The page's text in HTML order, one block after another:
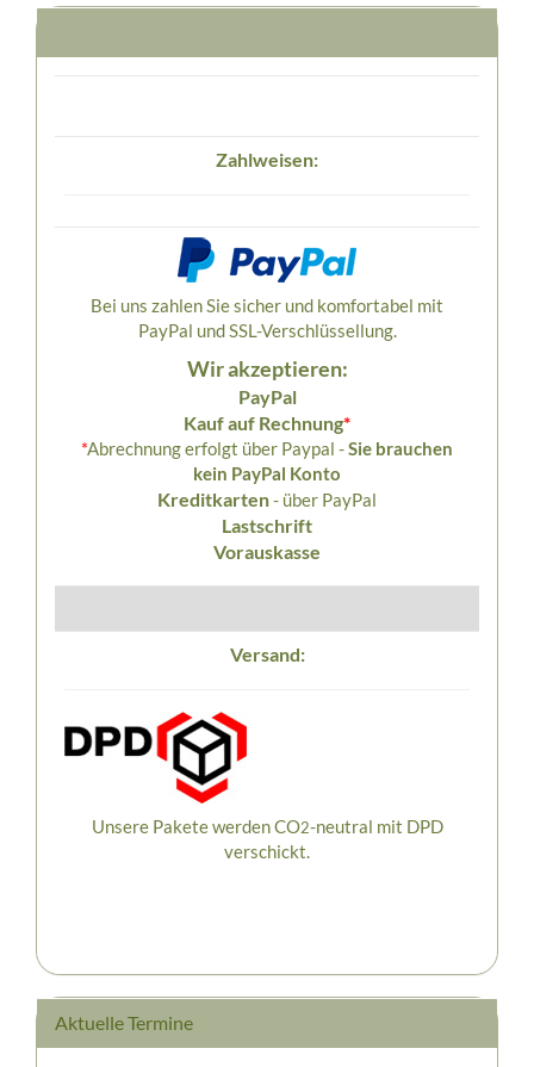
Zahlweisen:
Bei uns zahlen Sie sicher und komfortabel mit
PayPal und SSL-Verschlüssellung.
Wir akzeptieren:
PayPal
Kauf auf Rechnung*
*Abrechnung erfolgt über Paypal -Sie brauchen
kein PayPal Konto
Kreditkarten- über PayPal
Lastschrift
Vorauskasse
Versand:
Unsere Pakete werden CO2-neutral mit DPD
verschickt.
Aktuelle Termine